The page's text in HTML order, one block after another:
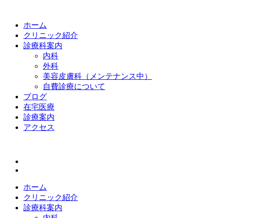
ホーム
クリニック紹介
診療科案内
内科
外科
美容皮膚科（メンテナンス中）
自費診療について
ブログ
在宅医療
診療案内
アクセス
ホーム
クリニック紹介
診療科案内